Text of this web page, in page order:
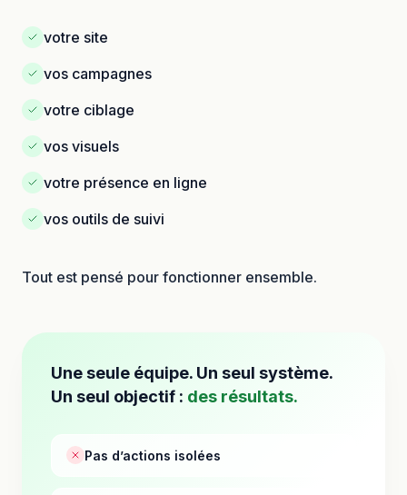
votre site
vos campagnes
votre ciblage
vos visuels
votre présence en ligne
vos outils de suivi
Tout est pensé pour fonctionner ensemble.
Une seule équipe. Un seul système.
Un seul objectif : des résultats.
Pas d’actions isolées